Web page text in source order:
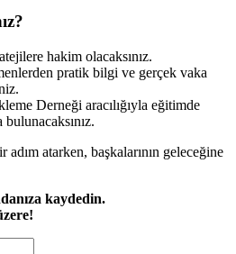
hakim olacaksınız.
pratik bilgi ve gerçek vaka
Derneği aracılığıyla eğitimde
atarken, başkalarının geleceğine
kaydedin.